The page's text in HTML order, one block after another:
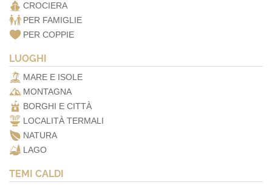
CROCIERA
PER FAMIGLIE
PER COPPIE
LUOGHI
MARE E ISOLE
MONTAGNA
BORGHI E CITTÀ
LOCALITÀ TERMALI
NATURA
LAGO
TEMI CALDI